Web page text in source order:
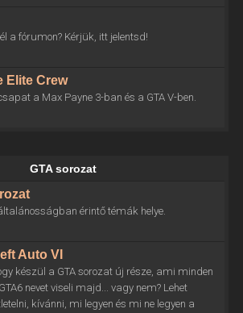
a fórumon? Kérjük, itt jelentsd!
Elite Crew
a Max Payne 3-ban és a GTA V-ben.
GTA sorozat
érintő témák helye.
Auto VI
készül a GTA sorozat új része, ami minden
nevet viseli majd... vagy nem? Lehet
kívánni, mi legyen és mi ne legyen a